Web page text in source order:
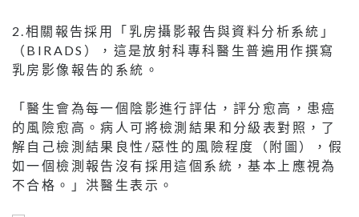
2.相關報告採用「乳房攝影報告與資料分析系統」
（BIRADS），這是放射科專科醫生普遍用作撰寫
乳房影像報告的系統。
「醫生會為每一個陰影進行評估，評分愈高，患癌
的風險愈高。病人可將檢測結果和分級表對照，了
解自己檢測結果良性/惡性的風險程度（附圖），假
如一個檢測報告沒有採用這個系統，基本上應視為
不合格。」洪醫生表示。